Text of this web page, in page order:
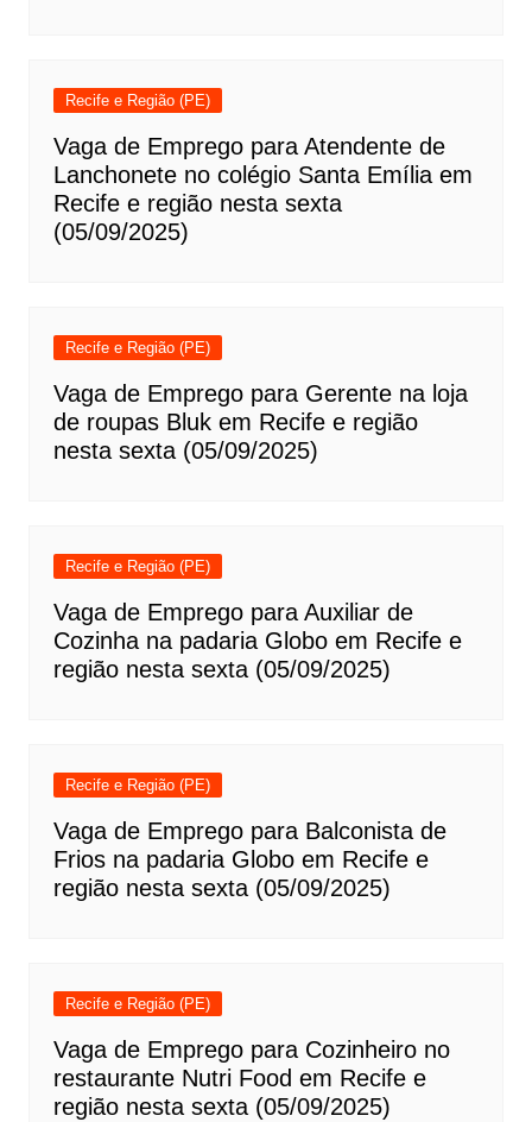
Recife e Região (PE)
Vaga de Emprego para Atendente de
Lanchonete no colégio Santa Emília em
Recife e região nesta sexta
(05/09/2025)
Recife e Região (PE)
Vaga de Emprego para Gerente na loja
de roupas Bluk em Recife e região
nesta sexta (05/09/2025)
Recife e Região (PE)
Vaga de Emprego para Auxiliar de
Cozinha na padaria Globo em Recife e
região nesta sexta (05/09/2025)
Recife e Região (PE)
Vaga de Emprego para Balconista de
Frios na padaria Globo em Recife e
região nesta sexta (05/09/2025)
Recife e Região (PE)
Vaga de Emprego para Cozinheiro no
restaurante Nutri Food em Recife e
região nesta sexta (05/09/2025)